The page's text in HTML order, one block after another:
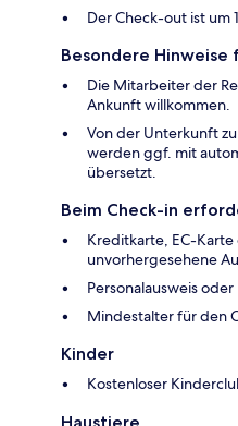
Der Check-out ist um
Besondere Hinweise
Die Mitarbeiter der
Ankunft willkommen.
Von der Unterkunft
werden ggf. mit
übersetzt.
Beim Check-in
Kreditkarte, EC-
unvorhergesehene
Personalausweis
Mindestalter für den
Kinder
Kostenloser